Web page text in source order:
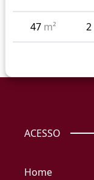
47 m² 2
ACESSO
Home